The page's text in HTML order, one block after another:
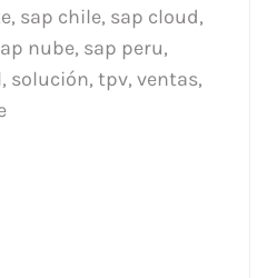
, sap chile, sap cloud,
nube, sap peru,
, solución, tpv, ventas,